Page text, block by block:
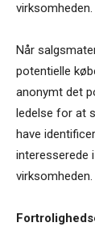
virksomheden.
Når
potentielle
anonymt det
ledelse for at
have
interesserede
virksomheden.